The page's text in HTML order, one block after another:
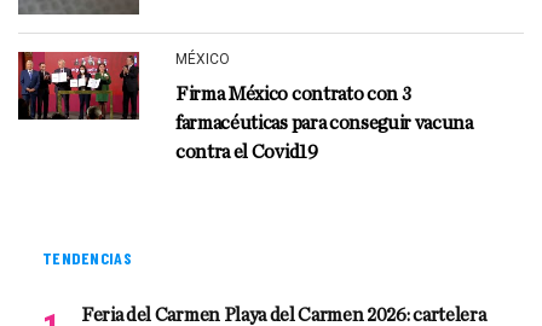
MÉXICO
Firma México contrato con 3
farmacéuticas para conseguir vacuna
contra el Covid19
TENDENCIAS
Feria del Carmen Playa del Carmen 2026: cartelera